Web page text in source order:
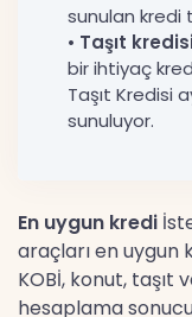
sunulan kredi
• Taşıt
bir ihtiyaç
Taşıt Kredisi
sunuluyor.
En uygun kredi
araçları en uygun
KOBİ, konut, taşıt
hesaplama